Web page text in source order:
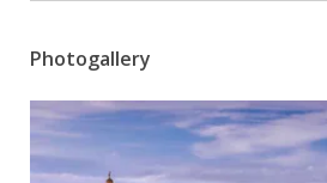
Photogallery